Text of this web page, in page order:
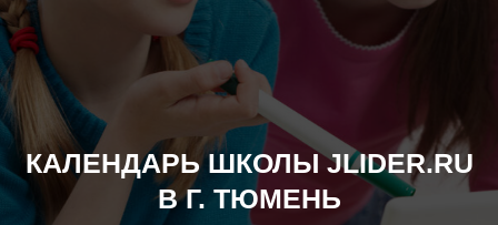
В Г. ТЮМЕНЬ
Подобрать программу
Скидки за раннее бронирование!
Успей записаться!